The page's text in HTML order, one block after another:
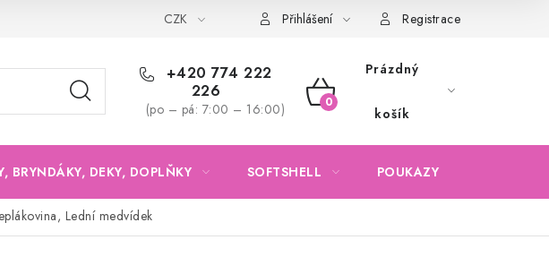
Obchodní podmínky Podmínky ochrany osobních údajů
CZK Přihlášení Registrace
+420 774 222
226
(po – pá: 7:00 – 16:00)
NÁKUPNÍ
Prázdný
košík
BRYNDÁKY, DEKY, DOPLŇKY SOFTSHELL POUKAZY
Lední medvídek